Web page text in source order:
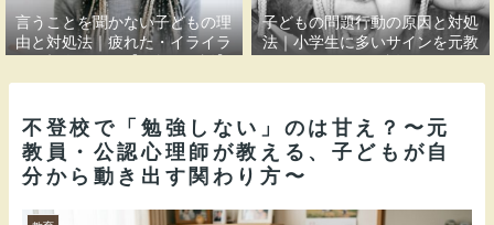
言うことを聞かない子どもの理
由と対処法｜疲れた・イライラ
する親御さんへ【元教員解説】
子どもの問題行動の原因と対処
法｜小学生に多いサインを元教
員が解説
不登校で「勉強しない」のは甘え？〜元
教員・公認心理師が教える、子どもが自
分から動き出す関わり方〜